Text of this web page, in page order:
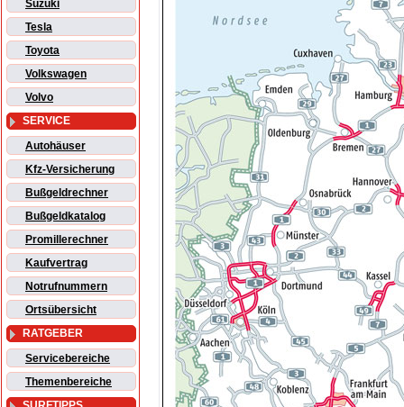
Suzuki
Tesla
Toyota
Volkswagen
Volvo
SERVICE
Autohäuser
Kfz-Versicherung
Bußgeldrechner
Bußgeldkatalog
Promillerechner
Kaufvertrag
Notrufnummern
Ortsübersicht
RATGEBER
Servicebereiche
Themenbereiche